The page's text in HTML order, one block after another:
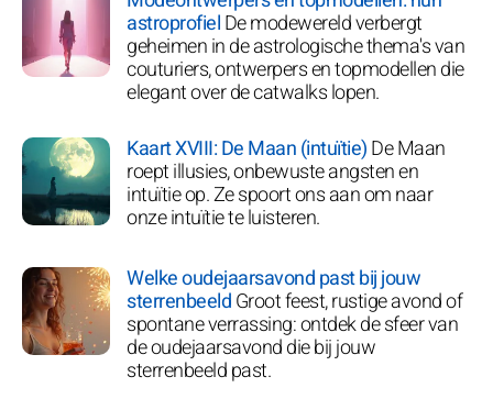
astroprofielDe modewereld verbergt
geheimen in de astrologische thema's van
couturiers, ontwerpers en topmodellen die
elegant over de catwalks lopen.
Kaart XVIII: De Maan (intuïtie)De Maan
roept illusies, onbewuste angsten en
intuïtie op. Ze spoort ons aan om naar
onze intuïtie te luisteren.
Welke oudejaarsavond past bij jouw
sterrenbeeldGroot feest, rustige avond of
spontane verrassing: ontdek de sfeer van
de oudejaarsavond die bij jouw
sterrenbeeld past.